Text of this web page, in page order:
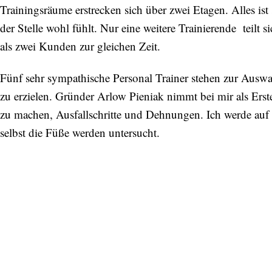
Trainingsräume erstrecken sich über zwei Etagen. Alles
der Stelle wohl fühlt. Nur eine weitere Trainierende teilt
als zwei Kunden zur gleichen Zeit.
Fünf sehr sympathische Personal Trainer stehen zur
zu erzielen. Gründer Arlow Pieniak nimmt bei mir als
zu machen, Ausfallschritte und Dehnungen. Ich werde
selbst die Füße werden untersucht.